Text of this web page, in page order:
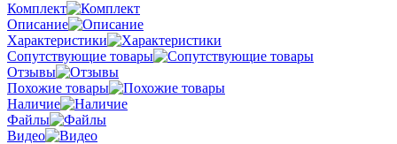
Комплект
Описание
Характеристики
Сопутствующие товары
Отзывы
Похожие товары
Наличие
Файлы
Видео